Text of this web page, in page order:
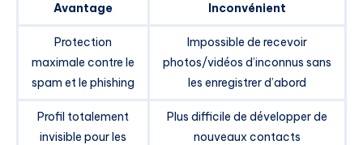
Avantage Inconvénient
Protection
maximale contre le
spam et le phishing
Impossible de recevoir
photos/vidéos d’inconnus sans
les enregistrer d’abord
Profil totalement
invisible pour les
Plus difficile de développer de
nouveaux contacts